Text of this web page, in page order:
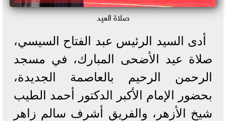
صلاة العيد
أدى السيد الرئيس عبد الفتاح السيسي،
صلاة عيد الأضحى المبارك، في مسجد
الرحمن الرحيم بالعاصمة الجديدة،
بحضور الإمام الأكبر الدكتور أحمد الطيب
شيخ الأزهر، والفريق أشرف سالم زاهر